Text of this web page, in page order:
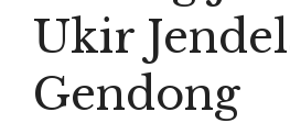
Ukir
Gendong